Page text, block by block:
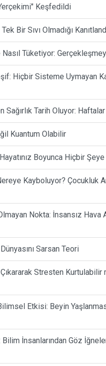
Keşfedildi
Bir Sıvı Olmadığı
Tüketiyor:
Hiçbir Sisteme Uymayan
Tarih Oluyor:
Kuantum Olabilir
Boyunca Hiçbir
Kayboluyor? Çocukluk
Nokta: İnsansız Hava
Sarsan Teori
Stresten Kurtulabilir
Etkisi: Beyin
İnsanlarından Göz